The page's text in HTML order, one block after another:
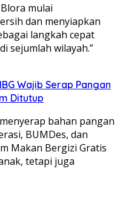
mulai
dan menyiapkan
langkah cepat
sejumlah wilayah.”
Wajib Serap Pangan
Ditutup
bahan pangan
BUMDes, dan
Makan Bergizi Gratis
tetapi juga